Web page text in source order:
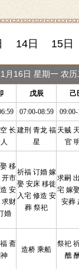
14日 15日
月16日 星期一 农
戊辰 己
07:00-08:59
长 建刑 青龙 福
星
天贼
官
移
开市
安
求财
婚
祈福 订婚 嫁
娶 安床 移徙
入宅 修造 安
葬 祭祀
求嗣
宅 嫁
安葬
斋
造桥 乘船
祭祀
醮